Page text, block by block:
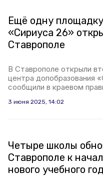
Ещё одну площадку
«Сириуса 26»
Ставрополе
В Ставрополе открыли
центра допобразования
сообщили в краевом
3 июня 2025, 14:02
Четыре школы
Ставрополе к
нового учебного